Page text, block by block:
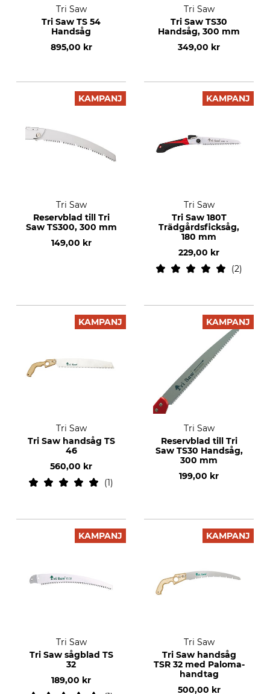
Tri Saw
Tri Saw TS 54
Handsåg
895,00 kr
Tri Saw
Tri Saw TS30
Handsåg, 300 mm
349,00 kr
KAMPANJ
Tri Saw
Reservblad till Tri
Saw TS300, 300 mm
149,00 kr
KAMPANJ
Tri Saw
Tri Saw 180T
Trädgårdsficksåg,
180 mm
229,00 kr
2
KAMPANJ
Tri Saw
Tri Saw handsåg TS
46
560,00 kr
1
KAMPANJ
Tri Saw
Reservblad till Tri
Saw TS30 Handsåg,
300 mm
199,00 kr
KAMPANJ
Tri Saw
Tri Saw sågblad TS
32
189,00 kr
KAMPANJ
Tri Saw
Tri Saw handsåg
TSR 32 med Paloma-
handtag
500,00 kr